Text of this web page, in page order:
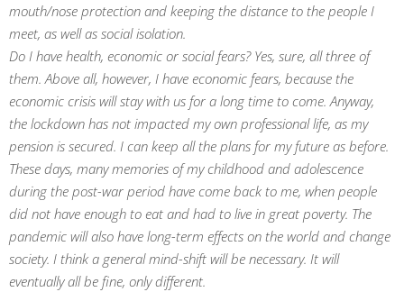
mouth/nose protection and keeping the distance to the people I
meet, as well as social isolation.
Do I have health, economic or social fears? Yes, sure, all three of
them. Above all, however, I have economic fears, because the
economic crisis will stay with us for a long time to come. Anyway,
the lockdown has not impacted my own professional life, as my
pension is secured. I can keep all the plans for my future as before.
These days, many memories of my childhood and adolescence
during the post-war period have come back to me, when people
did not have enough to eat and had to live in great poverty. The
pandemic will also have long-term effects on the world and change
society. I think a general mind-shift will be necessary. It will
eventually all be fine, only different.